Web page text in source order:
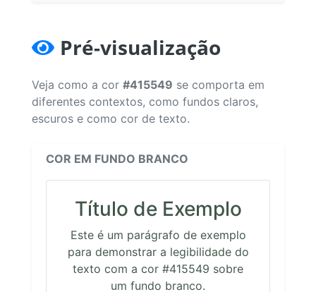
Pré-visualização
Veja como a cor #415549 se comporta em
diferentes contextos, como fundos claros,
escuros e como cor de texto.
COR EM FUNDO BRANCO
Título de Exemplo
Este é um parágrafo de exemplo
para demonstrar a legibilidade do
texto com a cor #415549 sobre
um fundo branco.